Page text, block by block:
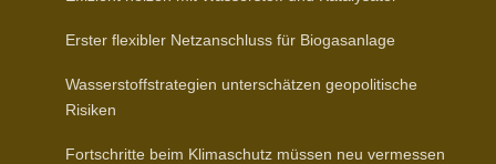
Erster flexibler Netz­an­schluss für Biogasanlage
Wasser­stoff­stra­tegien unter­schätzen geopo­li­tische
Risiken
Fort­schritte beim Klima­schutz müssen neu vermessen